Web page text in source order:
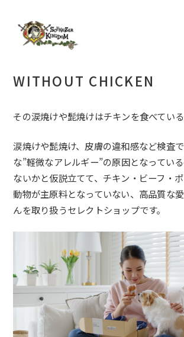
WITHOUT CHICKEN
その涙焼けや髭焼けはチキンを食べてい
涙焼けや髭焼け、皮膚の違和感など検査
な”軽微なアレルギー”の原因となってい
ないかと仮説立てて、チキン・ビーフ・
動物が主原料となっていない、高品質な
んを取り扱うセレクトショップです。